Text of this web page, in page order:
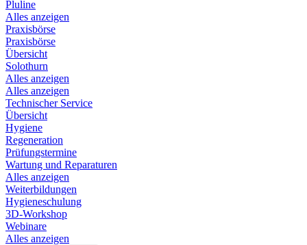
Pluline
Alles anzeigen
Praxisbörse
Praxisbörse
Übersicht
Solothurn
Alles anzeigen
Alles anzeigen
Technischer Service
Übersicht
Hygiene
Regeneration
Prüfungstermine
Wartung und Reparaturen
Alles anzeigen
Weiterbildungen
Hygieneschulung
3D-Workshop
Webinare
Alles anzeigen